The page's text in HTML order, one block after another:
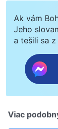
Ak vám
Jeho
a tešili sa
Viac